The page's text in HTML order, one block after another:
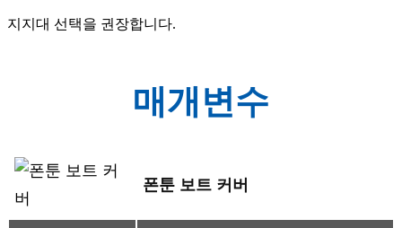
지지대 선택을 권장합니다.
매개변수
폰툰 보트 커버